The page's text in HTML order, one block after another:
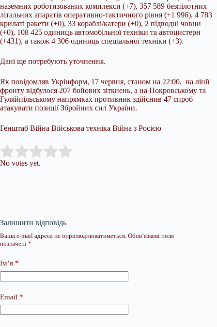
наземних роботизованих комплекси (+7), 357 589 безпілотних
літальних апаратів оперативно-тактичного рівня (+1 996), 4 783
крилаті ракети (+0), 33 кораблі/катери (+0), 2 підводні човни
(+0), 108 425 одиниць автомобільної техніки та автоцистерн
(+431), а також 4 306 одиниць спеціальної техніки (+3).
Дані ще потребують уточнення.
Як повідомляв Укрінформ, 17 червня, станом на 22:00, на лінії
фронту відбулося 207 бойових зіткнень, а на Покровському та
Гуляйпільському напрямках противник здійснив 47 спроб
атакувати позиції Збройних сил України.
Генштаб Війна Військова техніка Війна з Росією
Rate this item:
No votes yet.
Залишити відповідь
Ваша e-mail адреса не оприлюднюватиметься. Обов’язкові поля
позначені *
Ім’я *
Email *